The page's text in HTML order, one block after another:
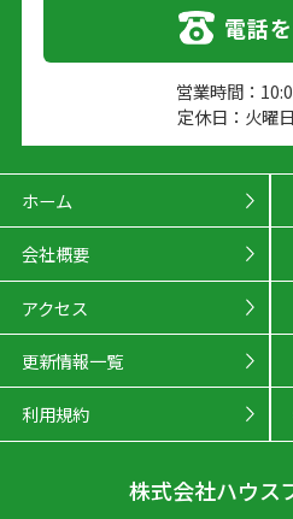
電話
営業時間：
定休日：火曜
ホーム
会社概要
アクセス
更新情報一覧
利用規約
株式会社ハウス